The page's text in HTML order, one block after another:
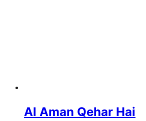
Al Aman Qehar Hai